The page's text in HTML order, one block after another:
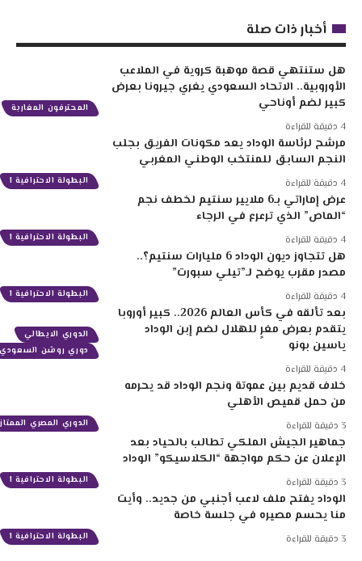
أخبار ذات صلة
المحترفون المغاربة
هل ستنتهي قصة موهبة كروية في الملاعب
الأوروبية.. الاتحاد السعودي يغري جيرونا بعرض
كبير لضم أوناحي
البطولة الاحترافية 1
مرشح لرئاسة الوداد يعد مكونات الفريق بجلب
النجم السابق للمنتخب الوطني المغربي
البطولة الاحترافية 1
عرض إماراتي بـ6 ملايير سنتيم لخطف نجم
“الماص” الذي ترعرع في الرجاء
البطولة الاحترافية 1
هل تتجاوز ديون الوداد 6 مليارات سنتيم؟..
مصدر مقرب يوضح لـ”تيلي سبورت”
الدوري الايطالي
دوري روشن السعودي
بعد تألقه في كأس العالم 2026.. كبير أوروبا
يتقدم بعرض مغرٍ للهلال لضم إبن الوداد
ياسين بونو
الدوري المصري الممتاز
خلاف قديم بين عموتة ونجم الوداد قد يحرمه
من حمل قميص الأهلي
البطولة الاحترافية 1
جماهير الجيش الملكي تطالب بالحياد بعد
الإعلان عن حكم مواجهة “الكلاسيكو” الوداد
البطولة الاحترافية 1
الوداد يفتح ملف لاعب أجنبي من جديد.. وأيت
منا يحسم مصيره في جلسة خاصة